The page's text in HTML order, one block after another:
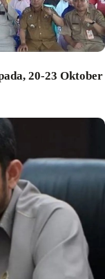
20-23 Oktober